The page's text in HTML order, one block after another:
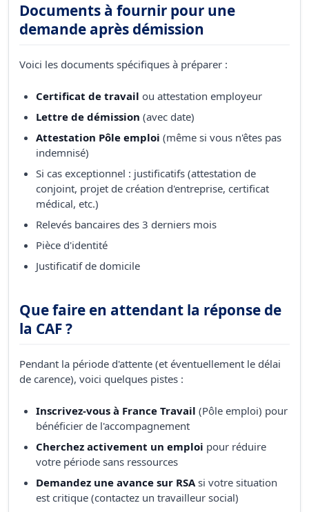
Documents à fournir pour une
demande après démission
Voici les documents spécifiques à préparer :
Certificat de travail ou attestation employeur
Lettre de démission (avec date)
Attestation Pôle emploi (même si vous n'êtes pas
indemnisé)
Si cas exceptionnel : justificatifs (attestation de
conjoint, projet de création d'entreprise, certificat
médical, etc.)
Relevés bancaires des 3 derniers mois
Pièce d'identité
Justificatif de domicile
Que faire en attendant la réponse de
la CAF ?
Pendant la période d'attente (et éventuellement le délai
de carence), voici quelques pistes :
Inscrivez-vous à France Travail (Pôle emploi) pour
bénéficier de l'accompagnement
Cherchez activement un emploi pour réduire
votre période sans ressources
Demandez une avance sur RSAsi votre situation
est critique (contactez un travailleur social)